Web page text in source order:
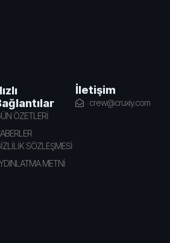
ÖZETLERİ
SÖZLEŞMESİ
METNİ
İletişim
crew@cruxiy.com